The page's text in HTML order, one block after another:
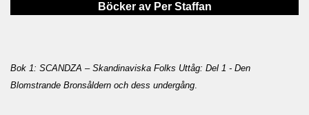
Böcker av Per Staffan
Bok 1: SCANDZA – Skandinaviska Folks Uttåg: Del 1 - Den
Blomstrande Bronsåldern och dess undergång.